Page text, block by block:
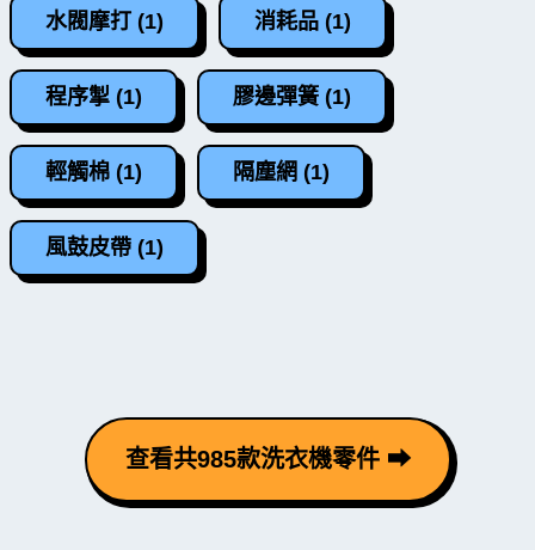
水閥摩打 (1) 消耗品 (1)
程序掣 (1) 膠邊彈簧 (1)
輕觸棉 (1) 隔塵網 (1)
風鼓皮帶 (1)
查看共985款洗衣機零件 ⮕